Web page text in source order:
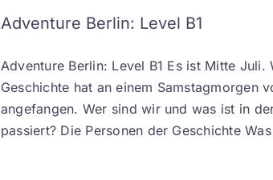
Adventure Berlin: Level B1
Adventure Berlin: Level B1 Es ist Mitte Juli.
Geschichte hat an einem Samstagmorgen
angefangen. Wer sind wir und was ist in
passiert? Die Personen der Geschichte Was